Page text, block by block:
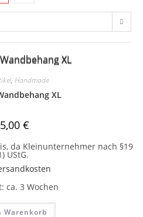
, Handmade
XL
€
da Kleinunternehmer nach §19
UStG.
ca. 3 Wochen
Warenkorb